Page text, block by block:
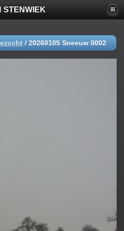
STENWIEK
/ 20260105 Sneeuw 0002